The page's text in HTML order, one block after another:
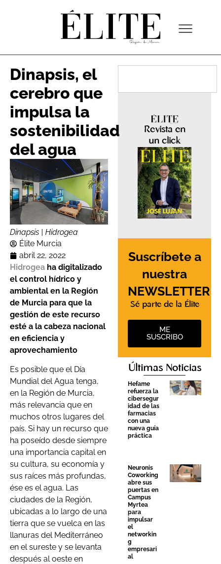
Dinapsis, el
cerebro que
impulsa la
sostenibilidad
del agua
Dinapsis | Hidrogea
Élite Murcia
abril 22, 2022
Hidrogea ha digitalizado
el control hídrico y
ambiental en la Región
de Murcia para que la
gestión de este recurso
esté a la cabeza nacional
en eficiencia y
aprovechamiento
Es posible que el Día
Mundial del Agua tenga,
en la Región de Murcia,
más relevancia que en
muchos otros lugares del
país. Si hay un recurso que
ha poseído desde siempre
una importancia capital en
su cultura, su economía y
sus raíces más profundas,
ése es el agua. Las
ciudades de la Región,
ubicadas a lo largo de una
tierra que se vuelca en las
llanuras del Mediterráneo
en el sureste y se levanta
después al oeste en
Revista en
un click
Suscríbete a
nuestra
NEWSLETTER
Sé parte de la Élite
ME
SUSCRIBO
Últimas Noticias
Hefame
refuerza la
cibersegur
idad de las
farmacias
con una
nueva guía
práctica
Neuronis
Coworking
abre sus
puertas en
Campus
Myrtea
para
impulsar
el
networkin
g
empresari
al